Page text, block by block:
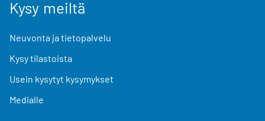
Kysy meiltä
Neuvonta ja tietopalvelu
Kysy tilastoista
Usein kysytyt kysymykset
Medialle